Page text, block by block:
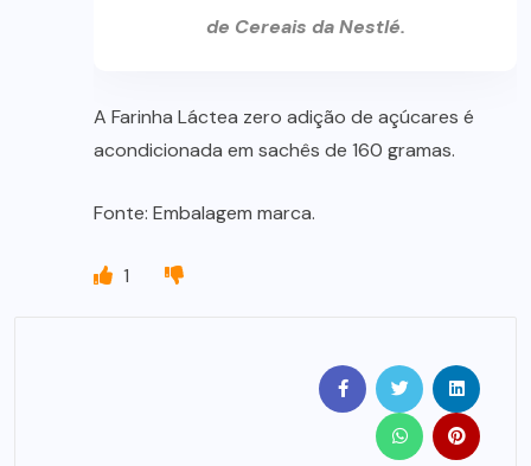
de Cereais da Nestlé.
A Farinha Láctea zero adição de açúcares é
acondicionada em sachês de 160 gramas.
Fonte: Embalagem marca.
1